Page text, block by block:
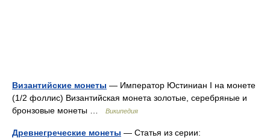
Византийские монеты — Император Юстиниан I на монете
(1/2 фоллис) Византийская монета золотые, серебряные и
бронзовые монеты …
Википедия
Древнегреческие монеты — Статья из серии: